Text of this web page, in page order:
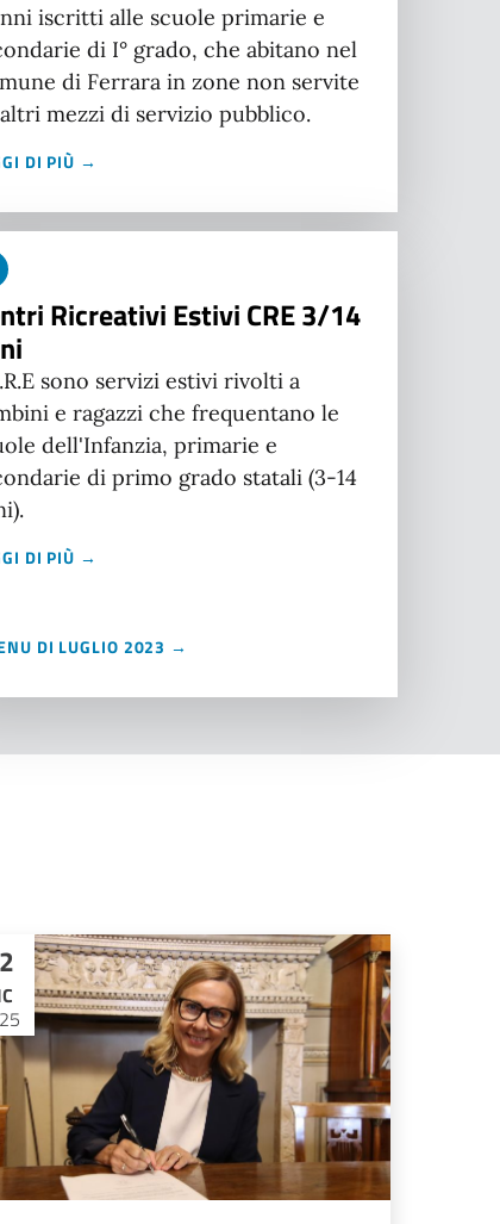
iscritti alle scuole primarie e
di I° grado, che abitano nel
di Ferrara in zone non servite
mezzi di servizio pubblico.
DI PIÙ →
Ricreativi Estivi CRE 3/14
sono servizi estivi rivolti a
e ragazzi che frequentano le
dell'Infanzia, primarie e
di primo grado statali (3-14
DI PIÙ →
DI LUGLIO 2023 →